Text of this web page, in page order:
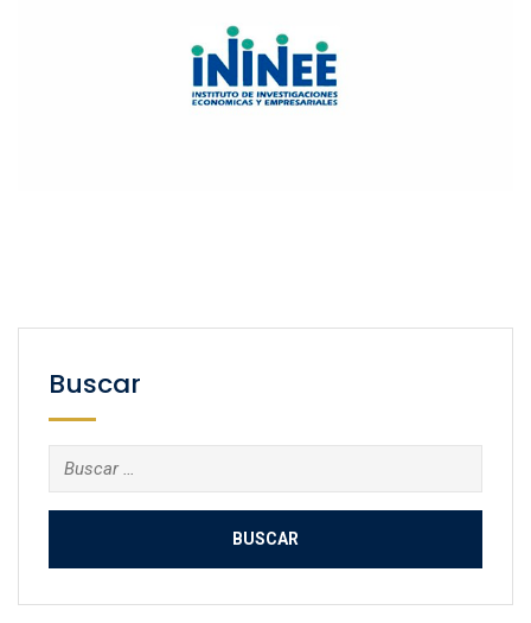
Buscar
Buscar: